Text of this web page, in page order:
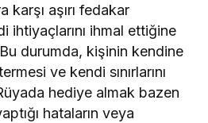
karşı aşırı fedakar
ihtiyaçlarını ihmal ettiğine
durumda, kişinin kendine
ve kendi sınırlarını
hediye almak bazen
hataların veya